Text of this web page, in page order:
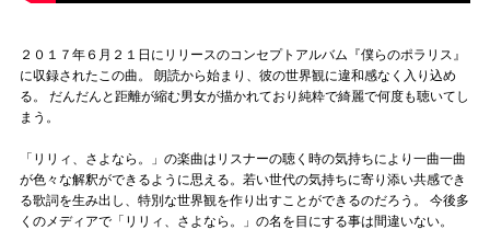
２０１７年６月２１日にリリースのコンセプトアルバム『僕らのポラリス』
に収録されたこの曲。 朗読から始まり、彼の世界観に違和感なく入り込め
る。 だんだんと距離が縮む男女が描かれており純粋で綺麗で何度も聴いてし
まう。
「リリィ、さよなら。」の楽曲はリスナーの聴く時の気持ちにより一曲一曲
が色々な解釈ができるように思える。若い世代の気持ちに寄り添い共感でき
る歌詞を生み出し、特別な世界観を作り出すことができるのだろう。 今後多
くのメディアで「リリィ、さよなら。」の名を目にする事は間違いない。